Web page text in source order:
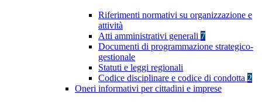
Riferimenti normativi su organizzazione e
attività
Atti amministrativi generali 7
Documenti di programmazione strategico-
gestionale
Statuti e leggi regionali
Codice disciplinare e codice di condotta 2
Oneri informativi per cittadini e imprese